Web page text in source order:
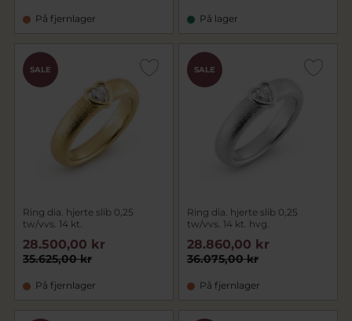
På fjernlager På lager
SALE
Ring dia. hjerte slib 0,25
tw/vvs. 14 kt.
35.625,00 kr
28.500,00 kr
På fjernlager
SALE
Ring dia. hjerte slib 0,25
tw/vvs. 14 kt. hvg.
36.075,00 kr
28.860,00 kr
På fjernlager